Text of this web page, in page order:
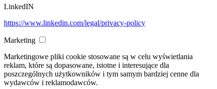
LinkedIN
https://www.linkedin.com/legal/privacy-policy
Marketing
Marketingowe pliki cookie stosowane są w celu wyświetlania
reklam, które są dopasowane, istotne i interesujące dla
poszczególnych użytkowników i tym samym bardziej cenne dla
wydawców i reklamodawców.